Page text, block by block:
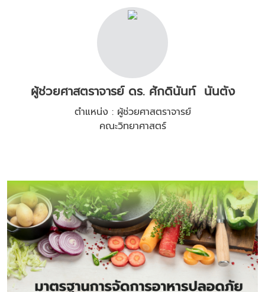
ผู้ช่วยศาสตราจารย์ ดร. ศักดินันท์ นันตัง
ตำแหน่ง : ผู้ช่วยศาสตราจารย์
คณะวิทยาศาสตร์